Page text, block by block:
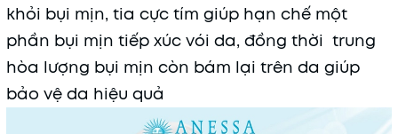
khỏi bụi mịn, tia cực tím giúp hạn chế một
phần bụi mịn tiếp xúc vói da, đồng thời trung
hòa lượng bụi mịn còn bám lại trên da giúp
bảo vệ da hiệu quả